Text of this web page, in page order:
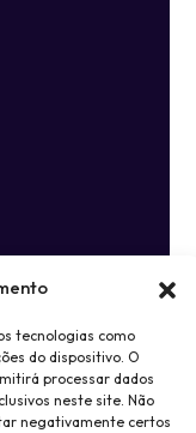
tecnologias como
do dispositivo. O
processar dados
neste site. Não
negativamente certos